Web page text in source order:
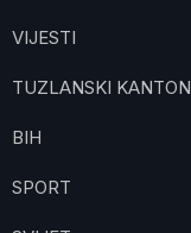
VIJESTI
TUZLANSKI KANTON
BIH
SPORT